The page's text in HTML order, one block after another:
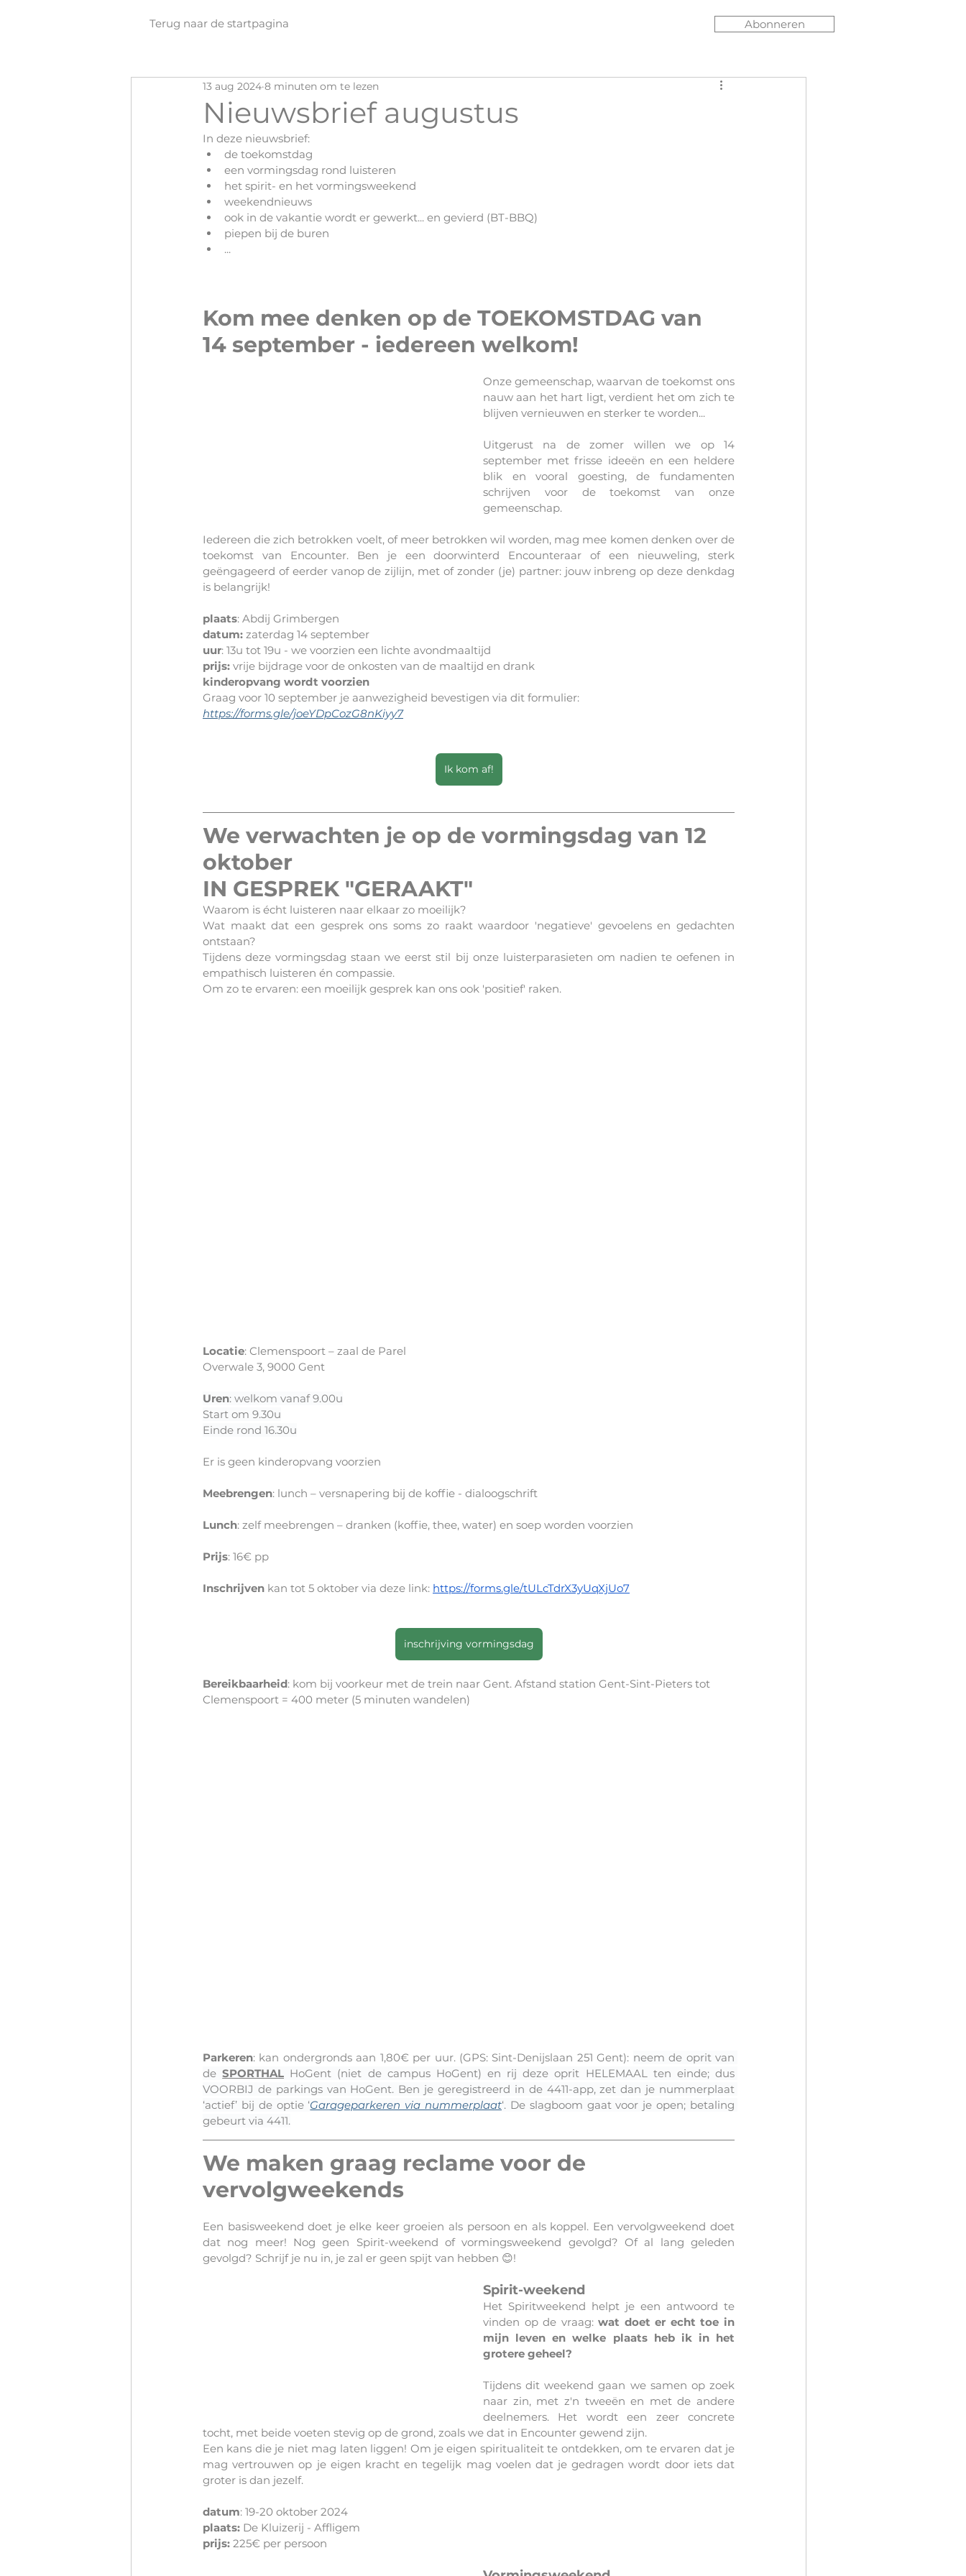
Terug naar de startpagina Abonneren
Nieuwsbrief augustus
13 aug 2024 8 minuten om te lezen
In deze nieuwsbrief:
de toekomstdag
een vormingsdag rond luisteren
het spirit- en het vormingsweekend
weekendnieuws
ook in de vakantie wordt er gewerkt... en gevierd (BT-BBQ)
piepen bij de buren
...
Kom mee denken op de TOEKOMSTDAG van
14 september - iedereen welkom!
Onze gemeenschap, waarvan de toekomst ons
nauw aan het hart ligt, verdient het om zich te
blijven vernieuwen en sterker te worden...
Uitgerust na de zomer willen we op 14
september met frisse ideeën en een heldere
blik en vooral goesting, de fundamenten
schrijven voor de toekomst van onze
gemeenschap.
Iedereen die zich betrokken voelt, of meer betrokken wil worden, mag mee komen denken over de
toekomst van Encounter. Ben je een doorwinterd Encounteraar of een nieuweling, sterk
geëngageerd of eerder vanop de zijlijn, met of zonder (je) partner: jouw inbreng op deze denkdag
is belangrijk!
plaats: Abdij Grimbergen
datum: zaterdag 14 september
uur: 13u tot 19u - we voorzien een lichte avondmaaltijd
prijs: vrije bijdrage voor de onkosten van de maaltijd en drank
kinderopvang wordt voorzien
Graag voor 10 september je aanwezigheid bevestigen via dit formulier:
https://forms.gle/joeYDpCozG8nKiyy7
Ik kom af!
We verwachten je op de vormingsdag van 12
oktober
IN GESPREK "GERAAKT"
Waarom is écht luisteren naar elkaar zo moeilijk?
Wat maakt dat een gesprek ons soms zo raakt waardoor 'negatieve' gevoelens en gedachten
ontstaan?
Tijdens deze vormingsdag staan we eerst stil bij onze luisterparasieten om nadien te oefenen in
empathisch luisteren én compassie.
Om zo te ervaren: een moeilijk gesprek kan ons ook 'positief' raken.
Locatie: Clemenspoort – zaal de Parel
Overwale 3, 9000 Gent
Uren: welkom vanaf 9.00u
Start om 9.30u
Einde rond 16.30u
Er is geen kinderopvang voorzien
Meebrengen: lunch – versnapering bij de koffie - dialoogschrift
Lunch: zelf meebrengen – dranken (koffie, thee, water) en soep worden voorzien
Prijs: 16€ pp
Inschrijven kan tot 5 oktober via deze link: https://forms.gle/tULcTdrX3yUqXjUo7
inschrijving vormingsdag
Bereikbaarheid: kom bij voorkeur met de trein naar Gent. Afstand station Gent-Sint-Pieters tot
Clemenspoort = 400 meter (5 minuten wandelen)
Parkeren: kan ondergronds aan 1,80€ per uur. (GPS: Sint-Denijslaan 251 Gent): neem de oprit van
de SPORTHAL HoGent (niet de campus HoGent) en rij deze oprit HELEMAAL ten einde; dus
VOORBIJ de parkings van HoGent. Ben je geregistreerd in de 4411-app, zet dan je nummerplaat
‘actief’ bij de optie ‘Garageparkeren via nummerplaat‘. De slagboom gaat voor je open; betaling
gebeurt via 4411.
We maken graag reclame voor de
vervolgweekends
Een basisweekend doet je elke keer groeien als persoon en als koppel. Een vervolgweekend doet
dat nog meer! Nog geen Spirit-weekend of vormingsweekend gevolgd? Of al lang geleden
gevolgd? Schrijf je nu in, je zal er geen spijt van hebben 😊!
Spirit-weekend
Het Spiritweekend helpt je een antwoord te
vinden op de vraag: wat doet er echt toe in
mijn leven en welke plaats heb ik in het
grotere geheel?
Tijdens dit weekend gaan we samen op zoek
naar zin, met z'n tweeën en met de andere
deelnemers. Het wordt een zeer concrete
tocht, met beide voeten stevig op de grond, zoals we dat in Encounter gewend zijn.
Een kans die je niet mag laten liggen! Om je eigen spiritualiteit te ontdekken, om te ervaren dat je
mag vertrouwen op je eigen kracht en tegelijk mag voelen dat je gedragen wordt door iets dat
groter is dan jezelf.
datum: 19-20 oktober 2024
plaats: De Kluizerij - Affligem
prijs: 225€ per persoon